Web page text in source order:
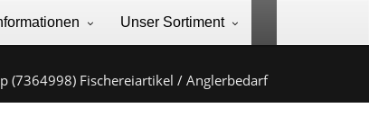
Unser Sortiment
(7364998) Fischereiartikel / Anglerbedarf